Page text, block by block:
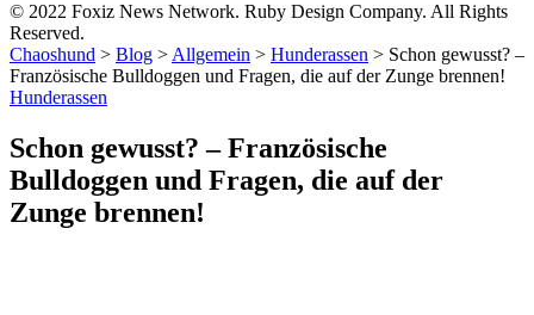
© 2022 Foxiz News Network. Ruby Design Company. All Rights
Reserved.
Chaoshund > Blog > Allgemein > Hunderassen > Schon gewusst? –
Französische Bulldoggen und Fragen, die auf der Zunge brennen!
Hunderassen
Schon gewusst? – Französische
Bulldoggen und Fragen, die auf der
Zunge brennen!